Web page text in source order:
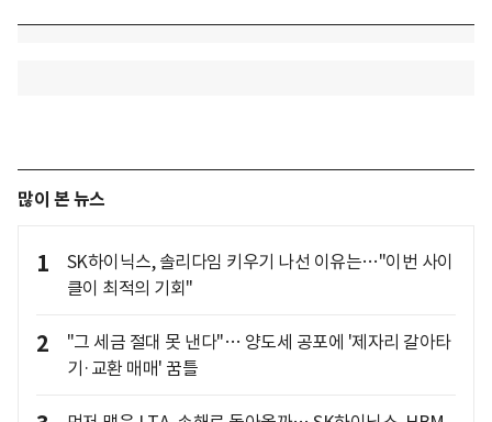
많이 본 뉴스
1
SK하이닉스, 솔리다임 키우기 나선 이유는…"이번 사이
클이 최적의 기회"
2
"그 세금 절대 못 낸다"… 양도세 공포에 '제자리 갈아타
기·교환 매매' 꿈틀